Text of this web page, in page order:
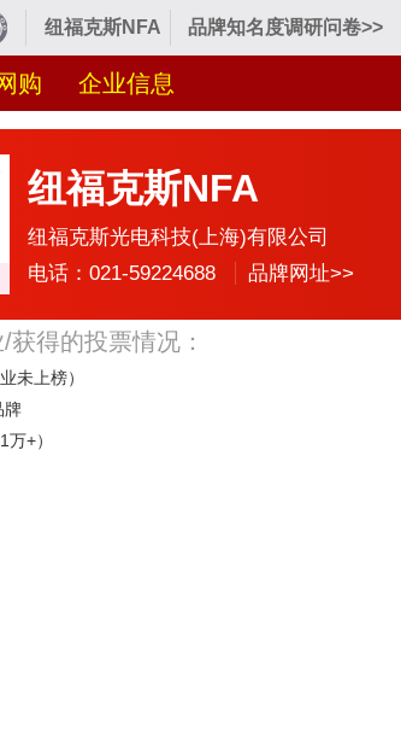
纽福克斯NFA 品牌知名度调研问卷>>
购 企业信息
纽福克斯NFA
纽福克斯光电科技(上海)有限公司
电话：021-59224688
品牌网址>>
得的投票情况：
未上榜）
牌
万+）